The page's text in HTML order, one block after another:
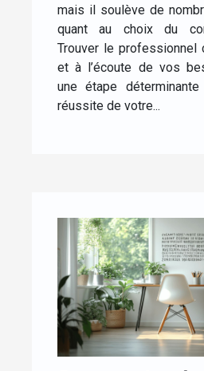
mais il soulève de
quant au choix du
Trouver le professionnel
et à l’écoute de vos
une étape
réussite de votre...